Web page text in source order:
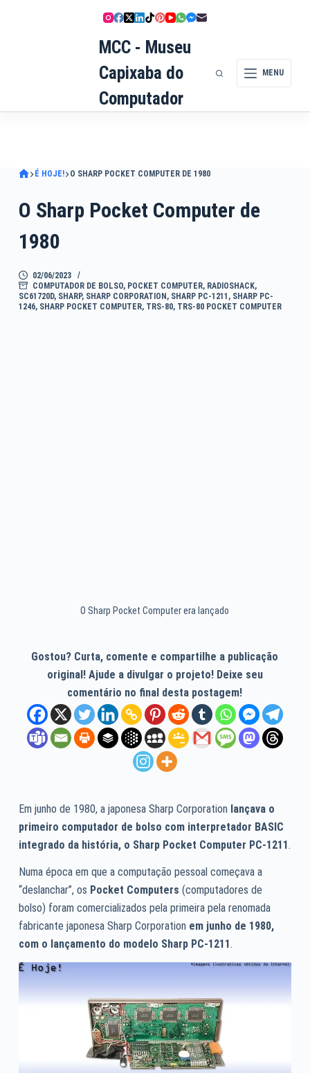
MCC - Museu
Capixaba do
Computador
MENU
É HOJE! O SHARP POCKET COMPUTER DE 1980
O Sharp Pocket Computer de
1980
02/06/2023
COMPUTADOR DE BOLSO, POCKET COMPUTER, RADIOSHACK,
SC61720D, SHARP, SHARP CORPORATION , SHARP PC-1211 , SHARP PC-
1246, SHARP POCKET COMPUTER, TRS-80, TRS-80 POCKET COMPUTER
O Sharp Pocket Computer era lançado
Gostou? Curta, comente e compartilhe a publicação
original! Ajude a divulgar o projeto! Deixe seu
comentário no final desta postagem!
Em junho de 1980, a japonesa Sharp Corporation lançava o
primeiro computador de bolso com interpretador BASIC
integrado da história, o Sharp Pocket Computer PC-1211.
Numa época em que a computação pessoal começava a
“deslanchar”, os Pocket Computers (computadores de
bolso) foram comercializados pela primeira pela renomada
fabricante japonesa Sharp Corporation em junho de 1980,
com o lançamento do modelo Sharp PC-1211.